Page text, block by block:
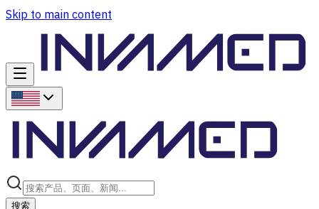
Skip to main content
搜索